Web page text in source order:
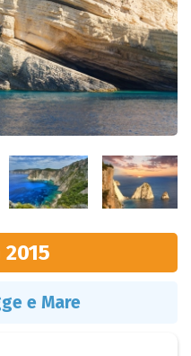
2015
e Mare